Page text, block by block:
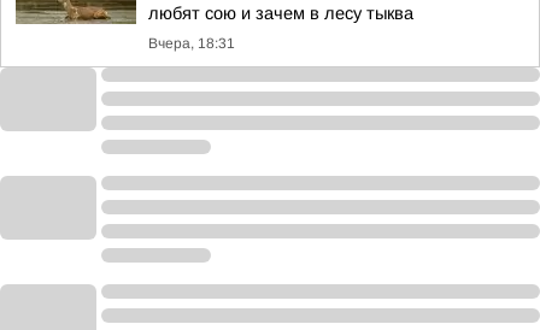
любят сою и зачем в лесу тыква
Вчера, 18:31